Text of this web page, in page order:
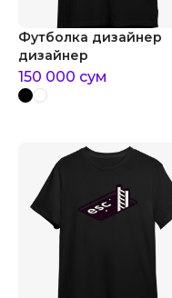
Футболка дизайнер
дизайнер
150 000 сум